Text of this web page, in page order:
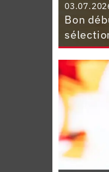
Bon